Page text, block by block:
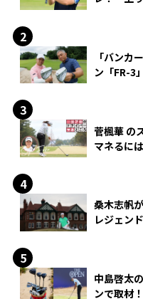
「バンカ
ン「FR-3
菅楓華 の
マネるに
桑木志帆
レジェン
中島啓太
ンで取材